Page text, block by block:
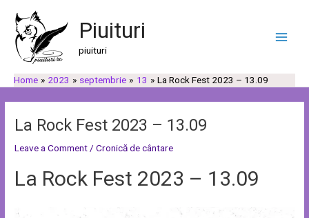
content
Piuituri
piuituri
Menu
Home 2023 septembrie 13 La Rock Fest 2023 – 13.09
La Rock Fest 2023 – 13.09
Leave a Comment/Cronică de cântare
La Rock Fest 2023 – 13.09
navigation
a
u
ă
a
t
g
o
r